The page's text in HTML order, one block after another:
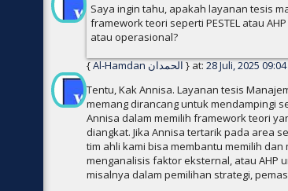
Saya ingin tahu, apakah layanan tesis
framework teori seperti PESTEL atau
atau operasional?
{
Al-Hamdan الحمدان} at:28 Juli, 2025 09:04
Tentu, Kak Annisa. Layanan tesis
memang dirancang untuk mendampingi
Annisa dalam memilih framework teori
diangkat. Jika Annisa tertarik pada area
tim ahli kami bisa membantu memilih
menganalisis faktor eksternal, atau
misalnya dalam pemilihan strategi,